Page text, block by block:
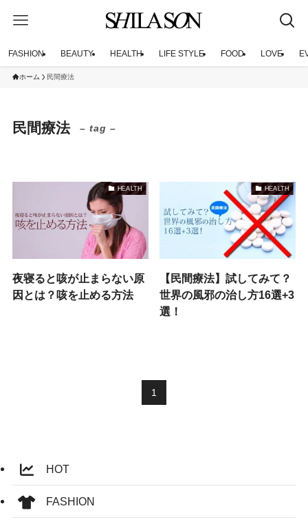
FASHION BEAUTY HEALTH LIFE STYLE FOOD LOVE
ホーム 民間療法
民間療法 – tag –
HEALTH
夜寝ると咳が止まらない原
因とは？咳を止める方法
HEALTH
【民間療法】試してみて？
世界の風邪の治し方16選+3
選！
1
HOT
FASHION